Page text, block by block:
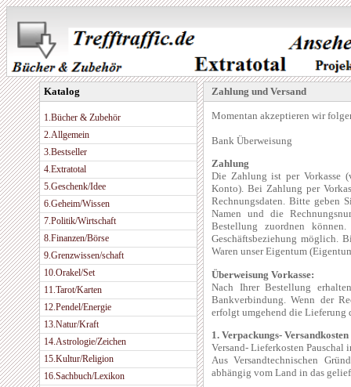
Katalog
1.Bücher & Zubehör
2.Allgemein
3.Bestseller
4.Extratotal
5.Geschenk/Idee
6.Geheim/Wissen
7.Politik/Wirtschaft
8.Finanzen/Börse
9.Grenzwissen/schaft
10.Orakel/Set
11.Tarot/Karten
12.Pendel/Energie
13.Natur/Kraft
14.Astrologie/Zeichen
15.Kultur/Religion
16.Sachbuch/Lexikon
Zahlung und Versand
Momentan akzeptieren wir
Bank Überweisung
Zahlung
Die Zahlung ist per Vorkasse
Konto). Bei Zahlung per
Rechnungsdaten. Bitte geben
Namen und die
Bestellung zuordnen
Geschäftsbeziehung möglich.
Waren unser Eigentum
Überweisung Vorkasse:
Nach Ihrer Bestellung
Bankverbindung. Wenn der
erfolgt umgehend die Lieferung
1. Verpackungs-
Versand- Lieferkosten Pauschal
Aus Versandtechnischen
abhängig vom Land in das